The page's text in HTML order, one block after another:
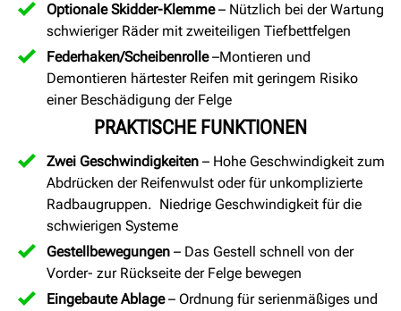
Optionale Skidder-Klemme– Nützlich bei der Wartung
schwieriger Räder mit zweiteiligen Tiefbettfelgen
Federhaken/Scheibenrolle–Montieren und
Demontieren härtester Reifen mit geringem Risiko
einer Beschädigung der Felge
PRAKTISCHE FUNKTIONEN
Zwei Geschwindigkeiten – Hohe Geschwindigkeit zum
Abdrücken der Reifenwulst oder für unkomplizierte
Radbaugruppen. Niedrige Geschwindigkeit für die
schwierigen Systeme
Gestellbewegungen – Das Gestell schnell von der
Vorder- zur Rückseite der Felge bewegen
Eingebaute Ablage– Ordnung für serienmäßiges und